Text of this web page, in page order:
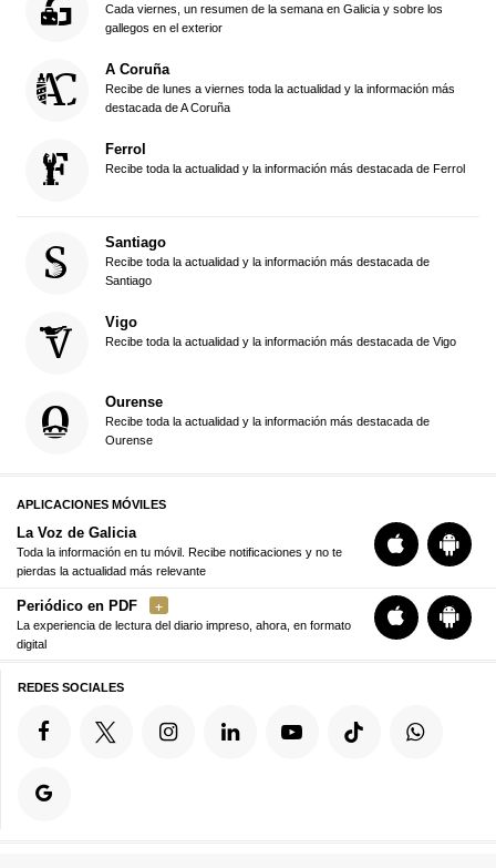
Cada viernes, un resumen de la semana en Galicia y sobre los
gallegos en el exterior
A Coruña
Recibe de lunes a viernes toda la actualidad y la información más
destacada de A Coruña
Ferrol
Recibe toda la actualidad y la información más destacada de Ferrol
Santiago
Recibe toda la actualidad y la información más destacada de
Santiago
Vigo
Recibe toda la actualidad y la información más destacada de Vigo
Ourense
Recibe toda la actualidad y la información más destacada de
Ourense
APLICACIONES MÓVILES
La Voz de Galicia
Toda la información en tu móvil. Recibe notificaciones y no te
pierdas la actualidad más relevante
Periódico en PDF
La experiencia de lectura del diario impreso, ahora, en formato
digital
REDES SOCIALES